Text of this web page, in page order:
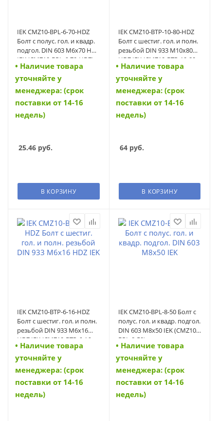
IEK CMZ10-BPL-6-70-HDZ
Болт с полус. гол. и квадр.
подгол. DIN 603 М6х70 HDZ
IEK (CMZ10-BPL-6-70-HDZ)
• Наличие товара
уточняйте у
менеджера: (срок
поставки от 14-16
недель)
25.46 руб.
В КОРЗИНУ
IEK CMZ10-BTP-10-80-HDZ
Болт с шестиг. гол. и полн.
резьбой DIN 933 М10х80
HDZ IEK (CMZ10-BTP-10-80-
HDZ)
• Наличие товара
уточняйте у
менеджера: (срок
поставки от 14-16
недель)
64руб.
В КОРЗИНУ
IEK CMZ10-BTP-6-16-HDZ
Болт с шестиг. гол. и полн.
резьбой DIN 933 М6х16
HDZ IEK (CMZ10-BTP-6-16-
HDZ)
• Наличие товара
уточняйте у
менеджера: (срок
поставки от 14-16
недель)
IEK CMZ10-BPL-8-50 Болт с
полус. гол. и квадр. подгол.
DIN 603 М8х50 IEK (CMZ10-
BPL-8-50)
• Наличие товара
уточняйте у
менеджера: (срок
поставки от 14-16
недель)